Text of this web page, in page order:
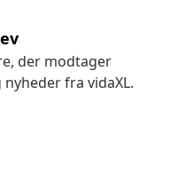
der modtager
fra vidaXL.